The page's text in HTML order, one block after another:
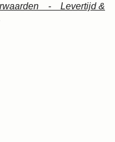
- Levertijd &